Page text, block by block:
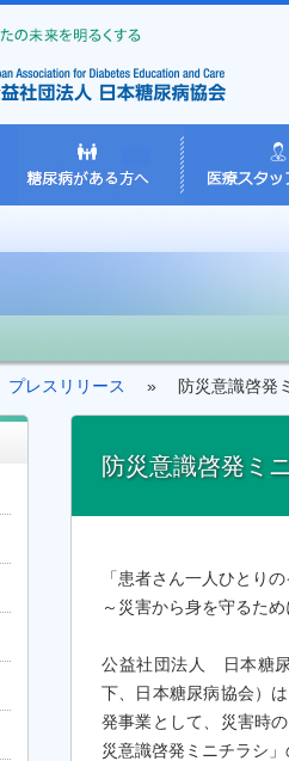
プレスリリース » 防災意識啓発ミ
防災意識啓発ミ
「患者さん一人ひとり
～災害から身を守るため
公益社団法人 日本糖
下、日本糖尿病協会）
発事業として、災害時
災意識啓発ミニチラシ